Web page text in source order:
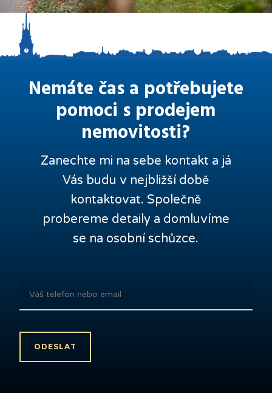
Nemáte čas a potřebujete
pomoci s prodejem
nemovitosti?
Zanechte mi na sebe kontakt a já
Vás budu v nejbližší době
kontaktovat. Společně
probereme detaily a domluvíme
se na osobní schůzce.